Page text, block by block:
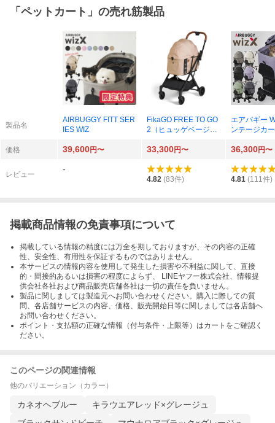
「 ペットカート 」の売れ筋製品
製品名
AIRBUGGY FITT SER
IES WIZ
FikaGO FREE TO GO
2（ヒュッゲベージ
エアバギー
ンテージカ
価格 39,600円〜 33,300円〜 36,300円〜
レビュー
-
4.82 (83件) 4.81 (111 件)
掲載商品情報の免責事項について
掲載している情報の精度には万全を期しておりますが、その内容の正確
性、安全性、有用性を保証するものではありません。
本サービスの情報内容を使用して発生した損害や不利益に関して、直接
的・間接的あるいは損害の程度によらず、 LINEヤフー株式会社、情報提
供会社各社および商品販売店舗各社は一切の責任を負いません。
製品に関しましては製造元へお問い合わせください。購入に際しての質
問、各店舗サービスの内容、価格、販売開始日等に関しましては各店舗へ
お問い合わせください。
ポイント・支払額の正確な情報（付与条件・上限等）はカートをご確認く
ださい。
このページの関連情報
他のバリエーション（カラー）
カネオヘブルー
キラウエアレッド×グレージュ